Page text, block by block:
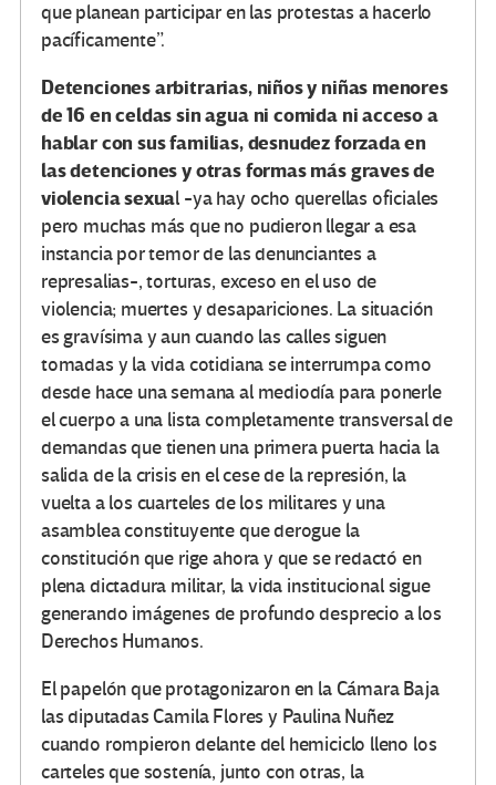
que planean participar en las protestas a hacerlo
pacíficamente”.
Detenciones arbitrarias, niños y niñas menores
de 16 en celdas sin agua ni comida ni acceso a
hablar con sus familias, desnudez forzada en
las detenciones y otras formas más graves de
violencia sexual -ya hay ocho querellas oficiales
pero muchas más que no pudieron llegar a esa
instancia por temor de las denunciantes a
represalias-, torturas, exceso en el uso de
violencia; muertes y desapariciones. La situación
es gravísima y aun cuando las calles siguen
tomadas y la vida cotidiana se interrumpa como
desde hace una semana al mediodía para ponerle
el cuerpo a una lista completamente transversal de
demandas que tienen una primera puerta hacia la
salida de la crisis en el cese de la represión, la
vuelta a los cuarteles de los militares y una
asamblea constituyente que derogue la
constitución que rige ahora y que se redactó en
plena dictadura militar, la vida institucional sigue
generando imágenes de profundo desprecio a los
Derechos Humanos.
El papelón que protagonizaron en la Cámara Baja
las diputadas Camila Flores y Paulina Nuñez
cuando rompieron delante del hemiciclo lleno los
carteles que sostenía, junto con otras, la